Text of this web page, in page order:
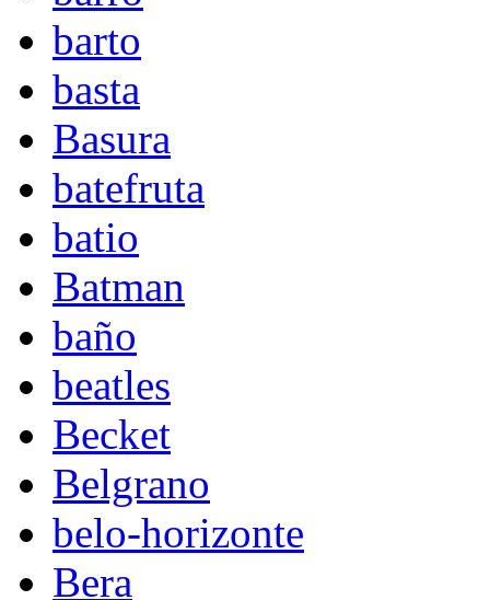
barto
basta
Basura
batefruta
batio
Batman
baño
beatles
Becket
Belgrano
belo-horizonte
Bera